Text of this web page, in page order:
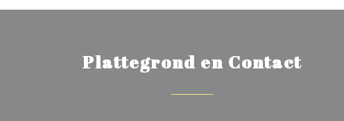
Plattegrond en Contact